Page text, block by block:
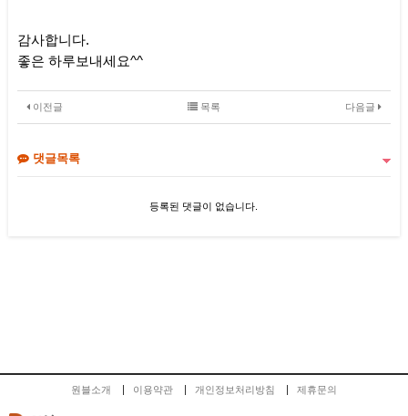
감사합니다.
좋은 하루보내세요^^
이전글 다음글
목록
댓글목록
등록된 댓글이 없습니다.
원블소개 이용약관 개인정보처리방침 제휴문의